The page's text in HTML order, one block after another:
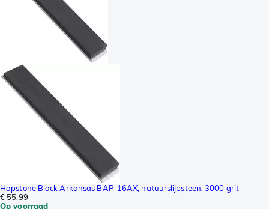
Hapstone Black Arkansas BAP-16AX, natuurslijpsteen, 3000 grit
€ 55,99
Op voorraad